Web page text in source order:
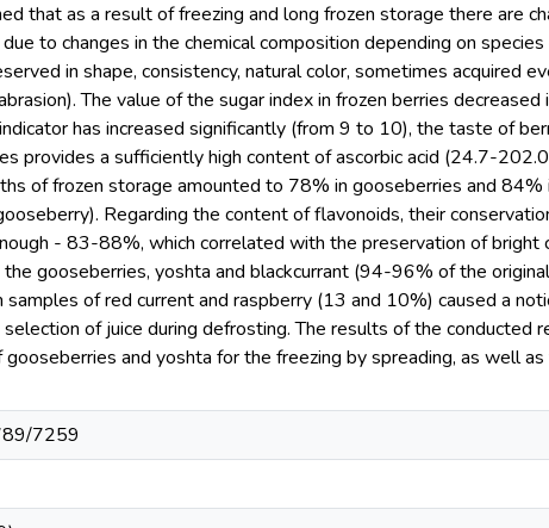
that as a result of freezing and long frozen storage there are
to changes in the chemical composition depending on species
in shape, consistency, natural color, sometimes acquired
The value of the sugar index in frozen berries decreased
has increased significantly (from 9 to 10), the taste of
provides a sufficiently high content of ascorbic acid (24.7-
of frozen storage amounted to 78% in gooseberries and 84%
Regarding the content of flavonoids, their
- 83-88%, which correlated with the preservation of bright
gooseberries, yoshta and blackcurrant (94-96% of the
of red current and raspberry (13 and 10%) caused a
of juice during defrosting. The results of the conducted
and yoshta for the freezing by spreading, as well
7259